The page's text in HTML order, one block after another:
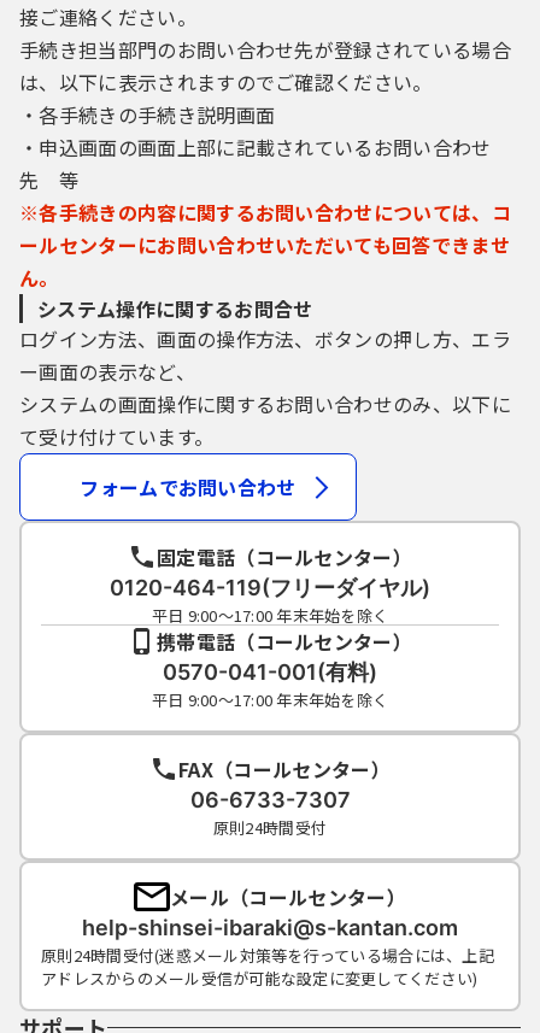
接ご連絡ください。
手続き担当部門のお問い合わせ先が登録されている場合
は、以下に表示されますのでご確認ください。
・各手続きの手続き説明画面
・申込画面の画面上部に記載されているお問い合わせ
先 等
※各手続きの内容に関するお問い合わせについては、コ
ールセンターにお問い合わせいただいても回答できませ
ん。
システム操作に関するお問合せ
ログイン方法、画面の操作方法、ボタンの押し方、エラ
ー画面の表示など、
システムの画面操作に関するお問い合わせのみ、以下に
て受け付けています。
フォームでお問い合わせ
固定電話（コールセンター）
0120-464-119(フリーダイヤル)
平日 9:00～17:00 年末年始を除く
携帯電話（コールセンター）
0570-041-001(有料)
平日 9:00～17:00 年末年始を除く
FAX（コールセンター）
06-6733-7307
原則24時間受付
メール（コールセンター）
help-shinsei-ibaraki@s-kantan.com
原則24時間受付(迷惑メール対策等を行っている場合には、上記
アドレスからのメール受信が可能な設定に変更してください)